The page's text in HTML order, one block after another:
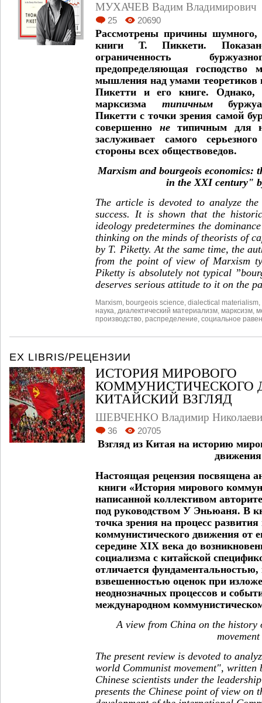
МУХАЧЕВ Вадим Владимирович
25 20690
Рассмотрены причины шумного,
книги Т. Пиккети.
ограниченность
предопределяющая господство
мышления над умами теоретиков
Пикетти и его книге. Однако,
марксизма типичным
Пикетти с точки зрения самой
совершенно нетипичным для
заслуживает самого
стороны всех обществоведов.
Marxism and bourgeois economics:
in the XXI century"
The article is devoted to analyze the
success. It is shown that the
ideology predetermines the
thinking on the minds of theorists of
by T. Piketty. At the same time, the
from the point of view of Marxism
Piketty is absolutely not typical
deserves serious attitude to it on the
Marxism bourgeois science dialectical materialism
наука диалектический материализм марксизм
производство распределение социальное
EX LIBRIS/РЕЦЕНЗИИ
ИСТОРИЯ МИРОВОГО
КОММУНИСТИЧЕСКОГО
КИТАЙСКИЙ ВЗГЛЯД
ШЕВЧЕНКО Владимир
36 20705
Взгляд из Китая на историю
движения
Настоящая рецензия посвящена
книги «История мирового
написанной коллективом
под руководством У Эньюаня. В
точка зрения на процесс
коммунистического движения от
середине XIX века до
социализма с китайской
отличается
взвешенностью оценок при
неоднозначных процессов и
международном
A view from China on the history
movement
The present review is devoted to
world Communist movement", written
Chinese scientists under the
presents the Chinese point of view on